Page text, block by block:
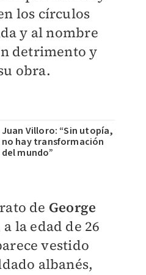
los círculos
y al nombre
detrimento y
obra.
Juan Villoro: “Sin utopía,
no hay transformación
del mundo”
de George
a la edad de 26
vestido
albanés,